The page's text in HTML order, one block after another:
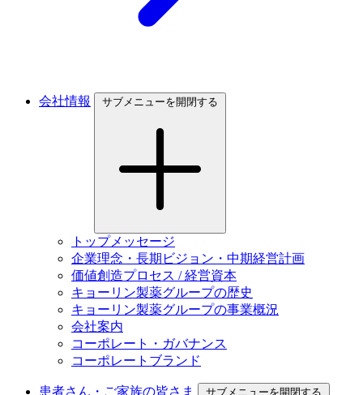
会社情報 サブメニューを開閉する
トップメッセージ
企業理念・長期ビジョン・中期経営計画
価値創造プロセス / 経営資本
キョーリン製薬グループの歴史
キョーリン製薬グループの事業概況
会社案内
コーポレート・ガバナンス
コーポレートブランド
患者さん・ご家族の皆さま サブメニューを開閉する